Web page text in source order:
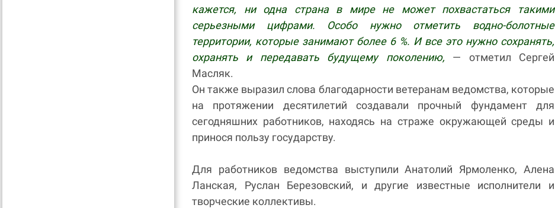
кажется, ни одна страна в мире не может похвастаться такими
серьезными цифрами. Особо нужно отметить водно-болотные
территории, которые занимают более 6 %. И все это нужно сохранять,
охранять и передавать будущему поколению, — отметил Сергей
Масляк.
Он также выразил слова благодарности ветеранам ведомства, которые
на протяжении десятилетий создавали прочный фундамент для
сегодняшних работников, находясь на страже окружающей среды и
принося пользу государству.
Для работников ведомства выступили Анатолий Ярмоленко, Алена
Ланская, Руслан Березовский, и другие известные исполнители и
творческие коллективы.